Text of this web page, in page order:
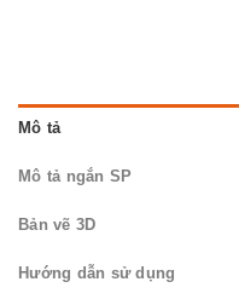
Mô tả
Mô tả ngắn SP
Bản vẽ 3D
Hướng dẫn sử dụng